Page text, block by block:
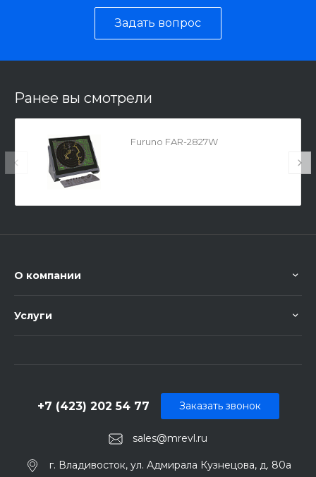
Задать вопрос
Ранее вы смотрели
Furuno FAR-2827W
О компании
Услуги
sales@mrevl.ru
+7 (423) 202 54 77
г. Владивосток, ул. Адмирала Кузнецова, д. 80а
Заказать звонок